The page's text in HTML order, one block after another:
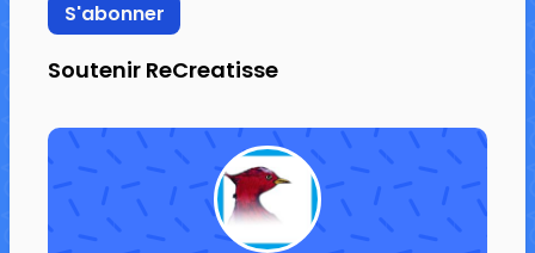
Soutenir ReCreatisse